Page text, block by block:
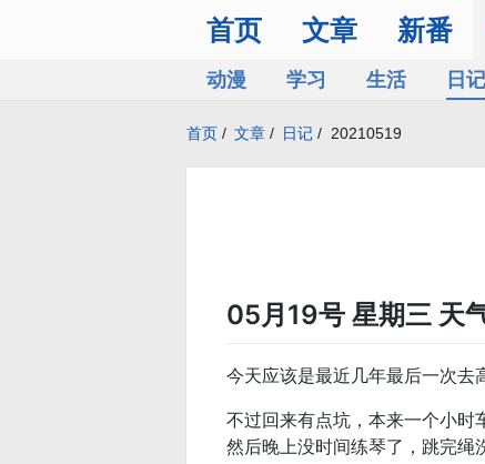
首页 文章 新番
动漫 学习 生活 日记
首页 / 文章 / 日记 / 20210519
05月19号 星期三 天
今天应该是最近几年最后一次去
不过回来有点坑，本来一个小时
然后晚上没时间练琴了，跳完绳